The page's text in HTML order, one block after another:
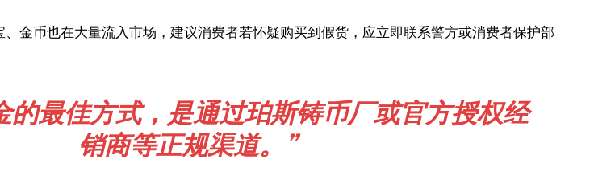
金币也在大量流入市场，建议消费者若怀疑购买到假货，应立即联系警方或消费者保护部
的最佳方式，是通过珀斯铸币厂或官方授权经
销商等正规渠道。”